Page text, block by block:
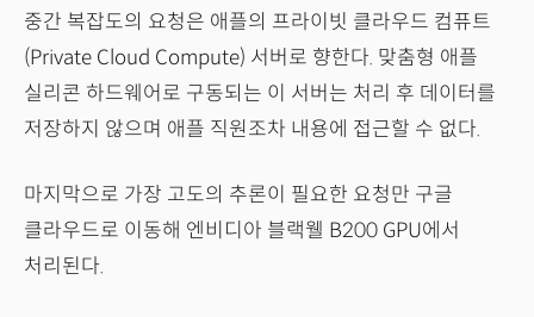
중간 복잡도의 요청은 애플의 프라이빗 클라우드 컴퓨트
(Private Cloud Compute) 서버로 향한다. 맞춤형 애플
실리콘 하드웨어로 구동되는 이 서버는 처리 후 데이터를
저장하지 않으며 애플 직원조차 내용에 접근할 수 없다.
마지막으로 가장 고도의 추론이 필요한 요청만 구글
클라우드로 이동해 엔비디아 블랙웰 B200 GPU에서
처리된다.